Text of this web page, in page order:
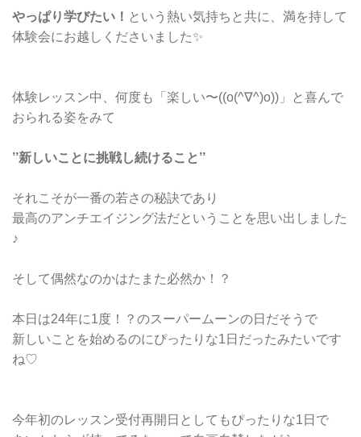
やっぱり学びたい！ という熱い気持ちと共に、満を持して
体験会にお越しくださいました✨
体験レッスン中、何度も「楽しい〜((o(^∇^)o))」と喜んで
おられる姿をみて
’’新しいことに挑戦し続けること’’
それこそが一番の若さの秘訣であり
最高のアンチエイジング法だということを思い出しました
♪
そして偶然なのかはたまた必然か！？
本日は24年に1度！？のスーパームーンの日だそうで
新しいことを始めるのにぴったりな1日だったみたいです
ね♡
今年初のレッスン受付再開日としてもぴったりな1日で